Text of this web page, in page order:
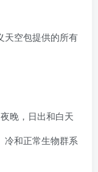
天空包提供的所有
晚，日出和白天
冷和正常生物群系